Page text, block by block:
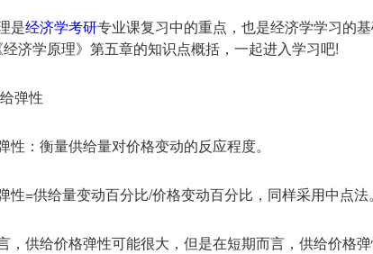
是经济学考研专业课复习中的重点，也是经济学学习的基
经济学原理》第五章的知识点概括，一起进入学习吧!
弹性
性：衡量供给量对价格变动的反应程度。
性=供给量变动百分比/价格变动百分比，同样采用中点法。
，供给价格弹性可能很大，但是在短期而言，供给价格弹